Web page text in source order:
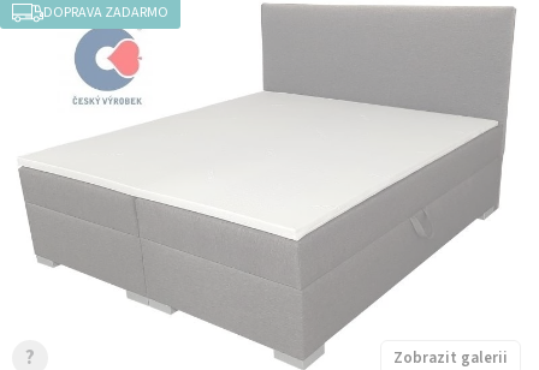
DOPRAVA ZADARMO
Zobrazit galerii
?